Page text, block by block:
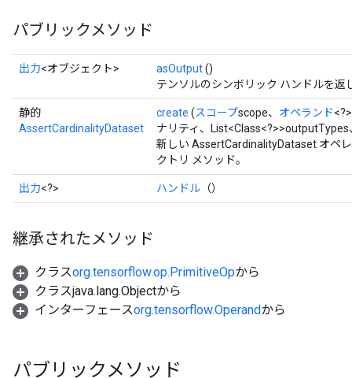
パブリックメソッド
出力<オブジェクト> asOutput()
テンソルのシンボリック ハンドルを返
静的
AssertCardinalityDataset
create (スコープscope、 オペランド
ナリティ、
新しい AssertCardinalityDataset オペ
クトリ メソッド。
出力<?> ハンドル （）
継承されたメソッド
クラスorg.tensorflow.op.PrimitiveOpから
クラスjava.lang.Objectから
インターフェースorg.tensorflow.Operandから
パブリックメソッド